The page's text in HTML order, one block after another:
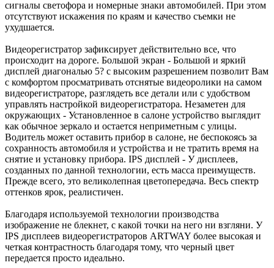
сигналы светофора и номерные знаки автомобилей. При этом
отсутствуют искажения по краям и качество съемки не
ухудшается.
Видеорегистратор зафиксирует действительно все, что
происходит на дороге. Большой экран - Большой и яркий
дисплей диагональю 5? с высоким разрешением позволит Вам
с комфортом просматривать отснятые видеоролики на самом
видеорегистраторе, разглядеть все детали или c удобством
управлять настройкой видеорегистратора. Незаметен для
окружающих - Установленное в салоне устройство выглядит
как обычное зеркало и остается неприметным с улицы.
Водитель может оставить прибор в салоне, не беспокоясь за
сохранность автомобиля и устройства и не тратить время на
снятие и установку прибора. IPS дисплей - У дисплеев,
созданных по данной технологии, есть масса преимуществ.
Прежде всего, это великолепная цветопередача. Весь спектр
оттенков ярок, реалистичен.
Благодаря используемой технологии производства
изображение не блекнет, с какой точки на него ни взгляни. У
IPS дисплеев видеорегистраторов ARTWAY более высокая и
четкая контрастность благодаря тому, что черный цвет
передается просто идеально.